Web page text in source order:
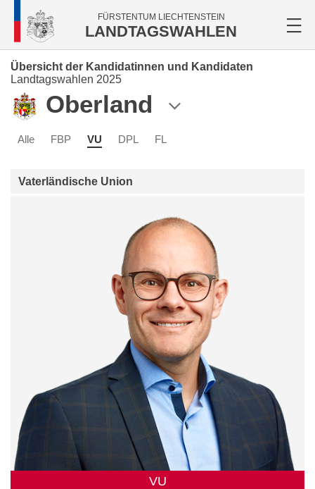
FÜRSTENTUM LIECHTENSTEIN
LANDTAGSWAHLEN
Übersicht der Kandidatinnen und Kandidaten
Landtagswahlen 2025
Oberland
Alle FBP VU DPL FL
Vaterländische Union
VU